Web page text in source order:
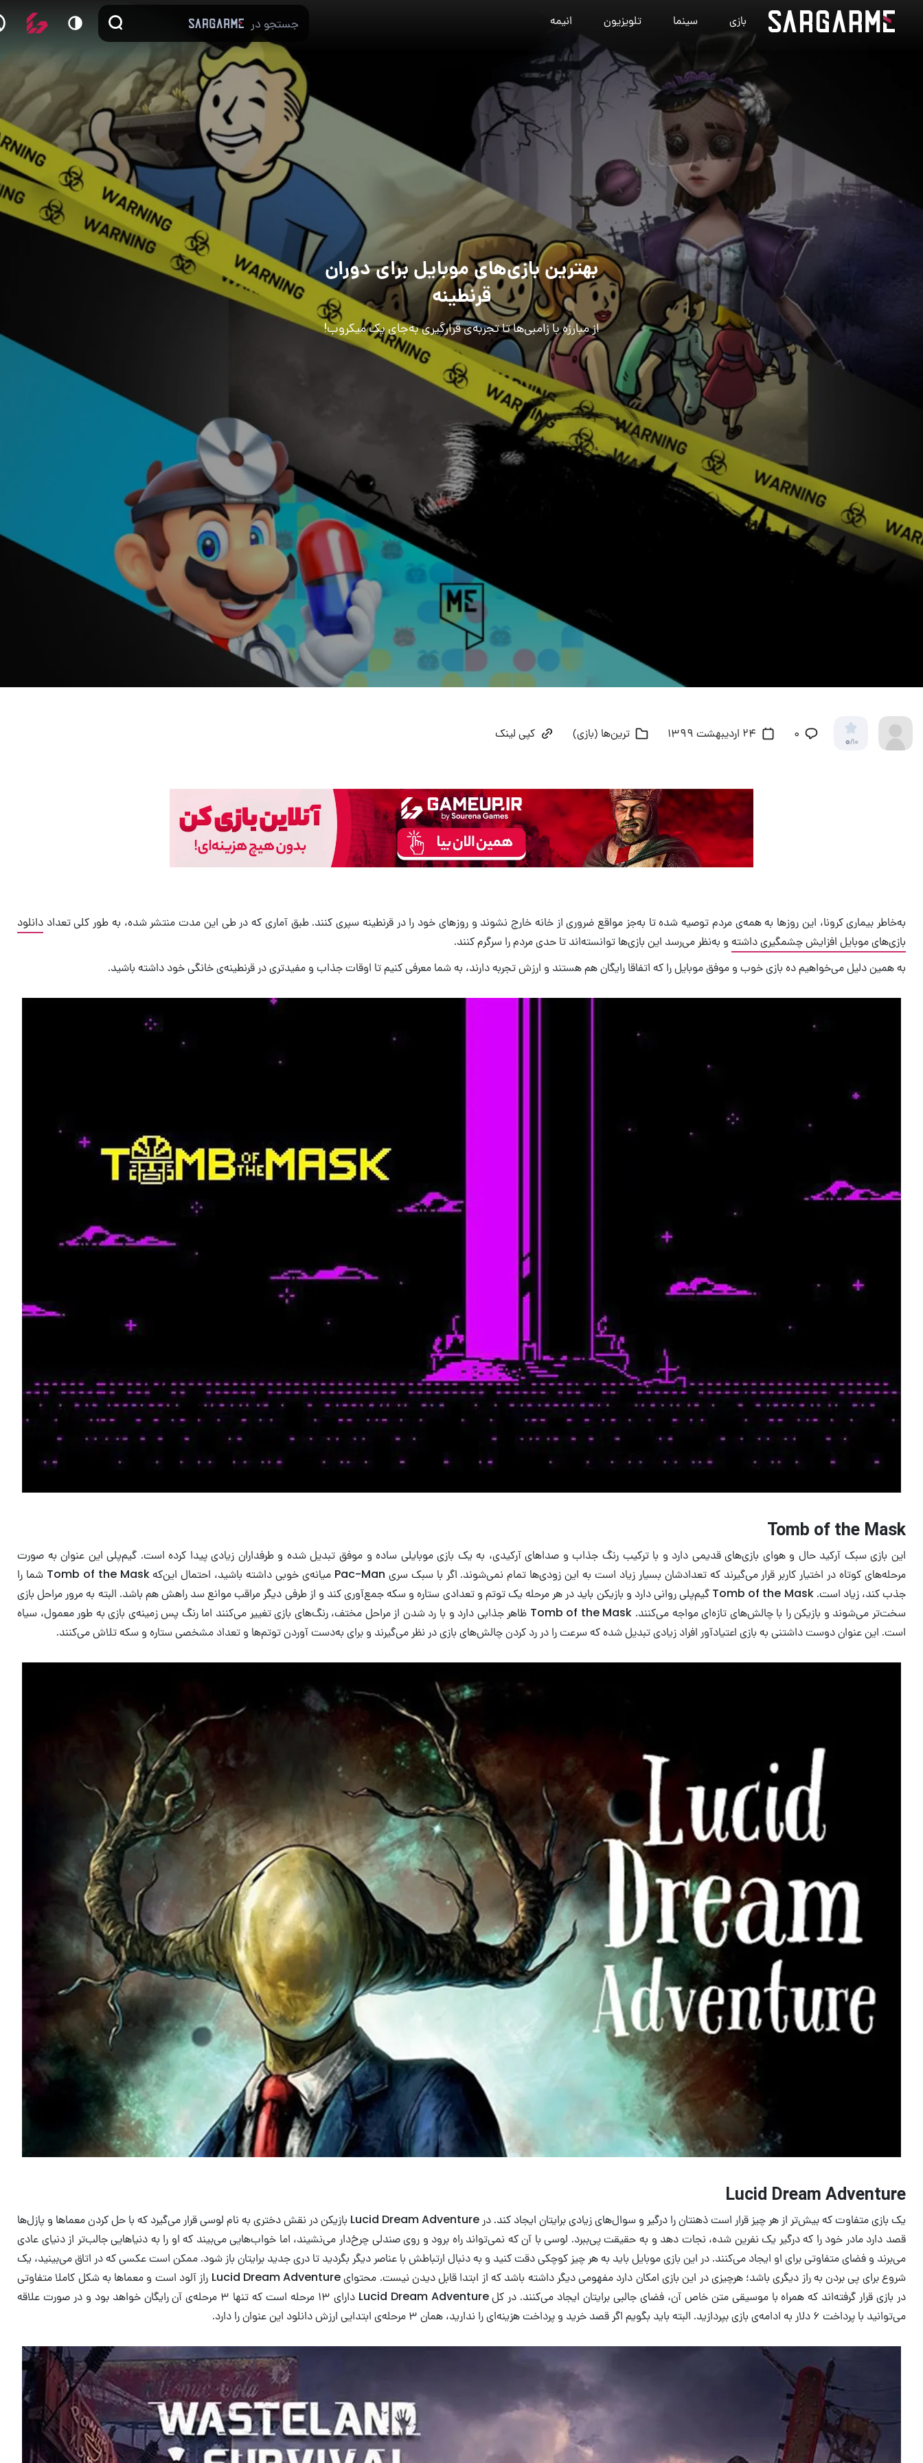
بازی سینما تلویزیون انیمه
بهترین بازی‌ها‌ی موبایل برای دوران
قرنطینه
از مبارزه با زامبی‌ها تا تجربه‌ی قرارگیری به‌جای یک میکروب!
0/10 ۰ 24 اردیبهشت 1399 ترین‌ها (بازی) کپی لینک
به‌خاطر بیماری کرونا، این روزها به همه‌ی مردم توصیه شده تا به‌جز مواقع ضروری از خانه خارج نشوند و روزهای خود را در قرنطینه‌ سپری کنند. طبق آماری که در طی این مدت منتشر شده، به طور کلی تعداد دانلود
بازی‌های موبایل افزایش چشمگیری داشته ‌ و به‌نظر می‌رسد این بازی‌ها توانسته‌اند تا حدی مردم را سرگرم کنند.
به همین دلیل می‌خواهیم ده بازی خوب و موفق موبایل را که اتفاقا رایگان هم هستند و ارزش تجربه دارند، به شما معرفی کنیم تا اوقات جذاب‌ و مفیدتری در قرنطینه‌ی خانگی خود داشته باشید.
Tomb of the Mask
این بازی سبک آرکید حال و هوای بازی‌های قدیمی دارد و با ترکیب رنگ جذاب و صداهای آرکیدی، به یک بازی موبایلی ساده و موفق تبدیل شده و طرفداران زیادی پیدا کرده است. گیم‌پلی این عنوان به صورت
مرحله‌های کوتاه در اختیار کاربر قرار می‌گیرند که تعدادشان بسیار زیاد است به این زودی‌ها تمام نمی‌شوند. اگر با سبک سری Pac-Man میانه‌ی خوبی داشته باشید، احتمال این‌که Tomb of the Mask شما را
جذب کند، زیاد است. Tomb of the Mask گیم‌پلی روانی دارد و بازیکن باید در هر مرحله یک توتم و تعدادی ستاره و سکه جمع‌آوری کند و از طرفی دیگر مراقب موانع سد راهش هم باشد. البته به مرور مراحل بازی
سخت‌تر می‌شوند و بازیکن را با چالش‌های تازه‌ای مواجه می‌کنند. Tomb of the Mask ظاهر جذابی دارد و با رد شدن از مراحل مختف، رنگ‌های بازی تغییر می‌کنند اما رنگ پس زمینه‌ی بازی به طور معمول، سیاه
است. این عنوان دوست داشتنی به بازی اعتیادآور افراد زیادی تبدیل شده که سرعت را در رد کردن چالش‌های بازی در نظر می‌گیرند و برای به‌دست آوردن توتم‌ها و تعداد مشخصی ستاره و سکه تلاش می‌کنند.
Lucid Dream Adventure
یک بازی متفاوت که بیش‌تر از هر چیز قرار است ذهنتان را درگیر و سوال‌های زیادی برایتان ایجاد کند. در Lucid Dream Adventure بازیکن در نقش دختری به ‌نام لوسی قرار می‌گیرد که با حل کردن معماها و پازل‌ها
قصد دارد مادر خود را که درگیر یک نفرین شده، نجات دهد و به حقیقت پی‌ببرد. لوسی با آن‌ که نمی‌تواند راه برود و روی صندلی چرخ‌دار می‌نشیند، اما خواب‌هایی می‌بیند که او را به دنیاهایی جالب‌تر از دنیای عادی
می‌برند و فضای متفاوتی برای او ایجاد می‌کنند. در این بازی موبایل باید به هر چیز کوچکی دقت کنید و به دنبال ارتباطش با عناصر دیگر بگردید تا دری جدید برایتان باز شود. ممکن است عکسی که در اتاق می‌بینید، یک
شروع برای پی بردن به راز دیگری باشد؛ هرچیزی در این بازی امکان دارد مفهومی دیگر داشته باشد که از ابتدا قابل دیدن نیست. محتوای Lucid Dream Adventure راز آلود است و معماها به شکل کاملا متفاوتی
در بازی قرار گرفته‌اند که همراه با موسیقی متن خاص آن، فضای جالبی برایتان ایجاد می‌کنند. در کل Lucid Dream Adventure دارای ۱۳ مرحله است که تنها ۳ مرحله‌ی آن رایگان خواهد بود و در صورت علاقه‌
می‌توانید با پرداخت ۶ دلار به ادامه‌ی بازی بپردازید. البته باید بگویم اگر قصد خرید و پرداخت هزینه‌ای را ندارید، همان ۳ مرحله‌ی ابتدایی ارزش دانلود این عنوان را دارد.